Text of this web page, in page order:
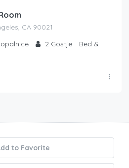
CA 90021
2 Gostje
Bed &
to Favorite